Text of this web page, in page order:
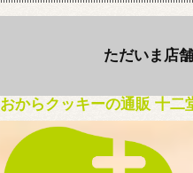
ただいま店
おからクッキーの通販 十二